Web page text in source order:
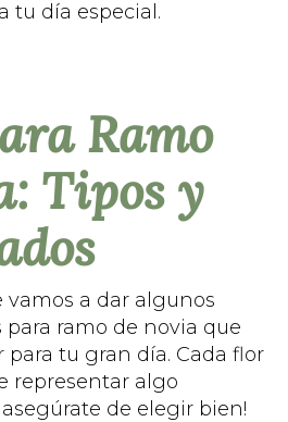
tu día especial.
Ramo
Tipos y
a dar algunos
ramo de novia que
para tu gran día. Cada flor
representar algo
de elegir bien!